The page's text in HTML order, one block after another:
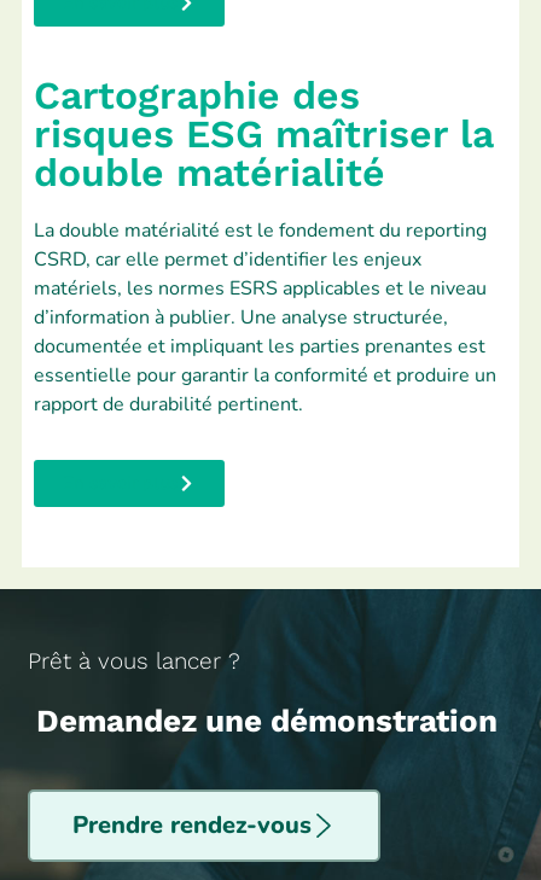
Cartographie des
risques ESG maîtriser la
double matérialité
La double matérialité est le fondement du reporting
CSRD, car elle permet d’identifier les enjeux
matériels, les normes ESRS applicables et le niveau
d’information à publier. Une analyse structurée,
documentée et impliquant les parties prenantes est
essentielle pour garantir la conformité et produire un
rapport de durabilité pertinent.
Prêt à vous lancer ?
Demandez une démonstration
Prendre rendez-vous